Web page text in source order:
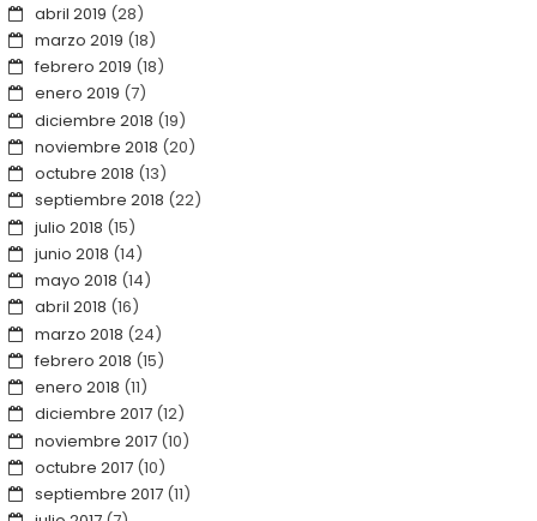
abril 2019 (28)
marzo 2019 (18)
febrero 2019 (18)
enero 2019 (7)
diciembre 2018 (19)
noviembre 2018 (20)
octubre 2018 (13)
septiembre 2018 (22)
julio 2018 (15)
junio 2018 (14)
mayo 2018 (14)
abril 2018 (16)
marzo 2018 (24)
febrero 2018 (15)
enero 2018 (11)
diciembre 2017(12)
noviembre 2017(10)
octubre 2017(10)
septiembre 2017(11)